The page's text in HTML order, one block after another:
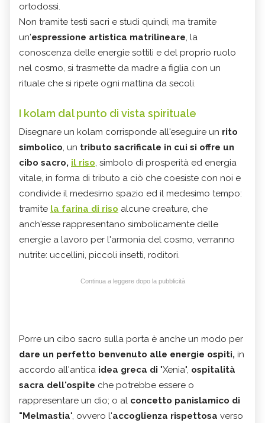
ortodossi.
Non tramite testi sacri e studi quindi, ma tramite
un'espressione artistica matrilineare, la
conoscenza delle energie sottili e del proprio ruolo
nel cosmo, si trasmette da madre a figlia con un
rituale che si ripete ogni mattina da secoli.
I kolam dal punto di vista spirituale
Disegnare un kolam corrisponde all'eseguire un rito
simbolico, un tributo sacrificale in cui si offre un
cibo sacro, il riso, simbolo di prosperità ed energia
vitale, in forma di tributo a ciò che coesiste con noi e
condivide il medesimo spazio ed il medesimo tempo:
tramite la farina di riso alcune creature, che
anch'esse rappresentano simbolicamente delle
energie a lavoro per l'armonia del cosmo, verranno
nutrite: uccellini, piccoli insetti, roditori.
Continua a leggere dopo la pubblicità
Porre un cibo sacro sulla porta è anche un modo per
dare un perfetto benvenuto alle energie ospiti, in
accordo all'antica idea greca di "Xenia", ospitalità
sacra dell'ospite che potrebbe essere o
rappresentare un dio; o al concetto panislamico di
"Melmastia", ovvero l'accoglienza rispettosa verso